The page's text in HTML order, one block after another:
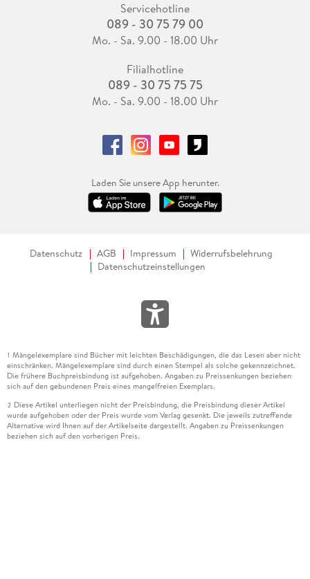
Servicehotline
089 - 30 75 79 00
Mo. - Sa. 9.00 - 18.00 Uhr
Filialhotline
089 - 30 75 75 75
Mo. - Sa. 9.00 - 18.00 Uhr
Laden Sie unsere App herunter.
Datenschutz AGB Impressum
Widerrufsbelehrung
Datenschutzeinstellungen
1 Mängelexemplare sind Bücher mit leichten Beschädigungen, die das Lesen aber nicht
einschränken. Mängelexemplare sind durch einen Stempel als solche gekennzeichnet.
Die frühere Buchpreisbindung ist aufgehoben. Angaben zu Preissenkungen beziehen
sich auf den gebundenen Preis eines mangelfreien Exemplars.
2 Diese Artikel unterliegen nicht der Preisbindung, die Preisbindung dieser Artikel
wurde aufgehoben oder der Preis wurde vom Verlag gesenkt. Die jeweils zutreffende
Alternative wird Ihnen auf der Artikelseite dargestellt. Angaben zu Preissenkungen
beziehen sich auf den vorherigen Preis.